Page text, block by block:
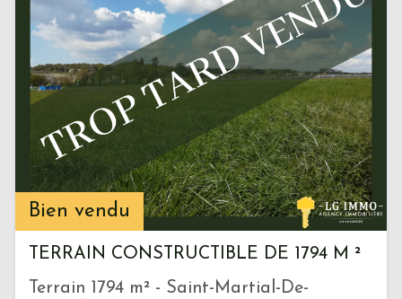
Bien vendu
TERRAIN CONSTRUCTIBLE DE 1794 M ²
Terrain 1794 m² - Saint-Martial-De-